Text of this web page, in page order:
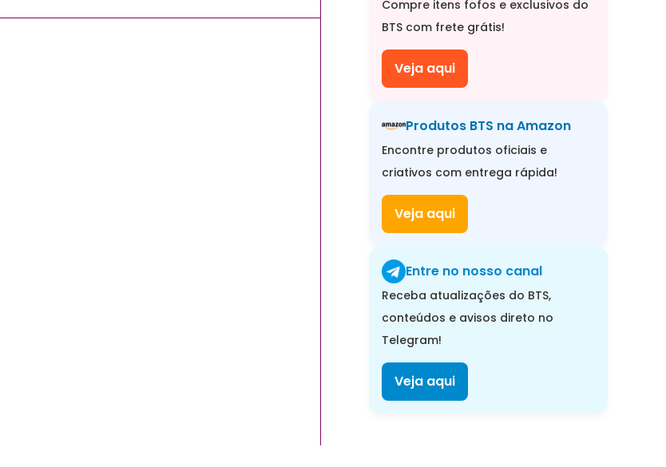
Compre itens fofos e exclusivos do
BTS com frete grátis!
Veja aqui
Produtos BTS na Amazon
Encontre produtos oficiais e
criativos com entrega rápida!
Veja aqui
Entre no nosso canal
Receba atualizações do BTS,
conteúdos e avisos direto no
Telegram!
Veja aqui